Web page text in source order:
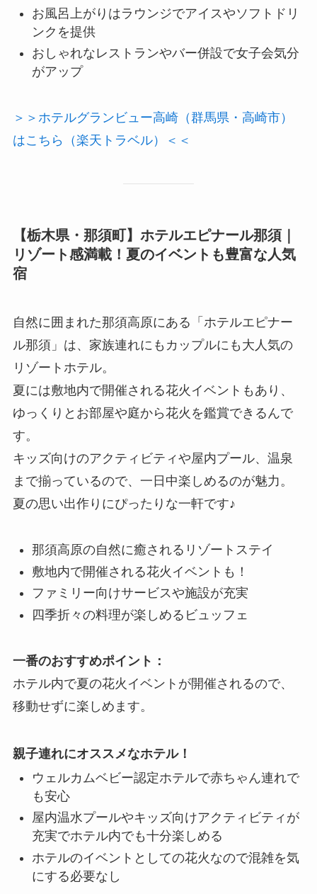
お風呂上がりはラウンジでアイスやソフトドリ
ンクを提供
おしゃれなレストランやバー併設で女子会気分
がアップ
＞＞ホテルグランビュー高崎（群馬県・高崎市）
はこちら（楽天トラベル）＜＜
【栃木県・那須町】ホテルエピナール那須｜
リゾート感満載！夏のイベントも豊富な人気
宿
自然に囲まれた那須高原にある「ホテルエピナー
ル那須」は、家族連れにもカップルにも大人気の
リゾートホテル。
夏には敷地内で開催される花火イベントもあり、
ゆっくりとお部屋や庭から花火を鑑賞できるんで
す。
キッズ向けのアクティビティや屋内プール、温泉
まで揃っているので、一日中楽しめるのが魅力。
夏の思い出作りにぴったりな一軒です♪
那須高原の自然に癒されるリゾートステイ
敷地内で開催される花火イベントも！
ファミリー向けサービスや施設が充実
四季折々の料理が楽しめるビュッフェ
一番のおすすめポイント：
ホテル内で夏の花火イベントが開催されるので、
移動せずに楽しめます。
親子連れにオススメなホテル！
ウェルカムベビー認定ホテルで赤ちゃん連れで
も安心
屋内温水プールやキッズ向けアクティビティが
充実でホテル内でも十分楽しめる
ホテルのイベントとしての花火なので混雑を気
にする必要なし